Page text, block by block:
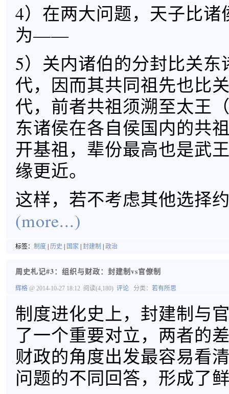
4）在两大问题，天子比诸
为——
5）关内诸伯的分封比关东
代，因而其共同祖先也比
代，前者共祖须溯至太王
东诸侯在各自侯国内的共
开基祖，辈份最高也是武
缘更近。
这样，若不考虑其他选择
(more...)
标签： 制度 历史 国家 封建制 政治
周史札记#3：组织与财政：封建制vs官僚制
辉格 @ 2014-10-27 18:12 阅读(4,180) 评论 分类： 若有所思
制度进化史上，封建制与
了一个重要对立，两者的
财政的角度出发最容易看
问题的不同回答，形成了